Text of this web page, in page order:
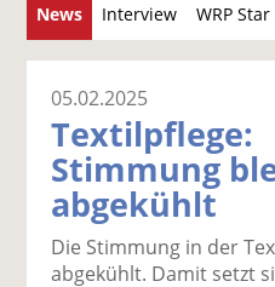
News Interview WRP Star
05.02.2025
Textilpflege:
Stimmung
abgekühlt
Die Stimmung in der
abgekühlt. Damit setzt